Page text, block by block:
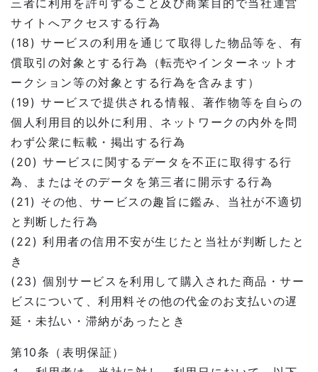
三者に利用を許可すること及び商業目的で当社運営
サイトへアクセスする行為
(18) サービスの利用を通じて取得した物品等を、有
償取引の対象とする行為（転売やインターネットオ
ークション等の対象とする行為を含みます）
(19) サービスで提供される情報、著作物等を自らの
個人利用目的以外に利用、ネットワークの内外を問
わず公衆に転載・掲出する行為
(20) サービスに関するデータを不正に取得する行
為、またはそのデータを第三者に開示する行為
(21) その他、サービスの趣旨に鑑み、当社が不適切
と判断した行為
(22) 利用者の信用不安が生じたと当社が判断したと
き
(23) 個別サービスを利用して購入された商品・サー
ビスについて、利用料その他の代金のお支払いの遅
延・未払い・滞納があったとき
第10条（表明保証）